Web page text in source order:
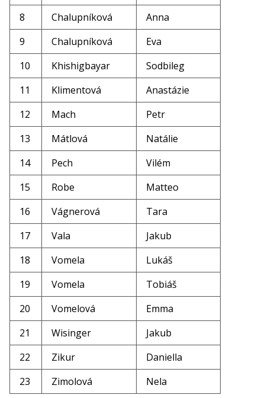
8
Chalupníková
Anna
9
Chalupníková
Eva
10
Khishigbayar
Sodbileg
11
Klimentová
Anastázie
12
Mach
Petr
13
Mátlová
Natálie
14
Pech
Vilém
15
Robe
Matteo
16
Vágnerová
Tara
17
Vala
Jakub
18
Vomela
Lukáš
19
Vomela
Tobiáš
20
Vomelová
Emma
21
Wisinger
Jakub
22
Zikur
Daniella
23
Zimolová Nela